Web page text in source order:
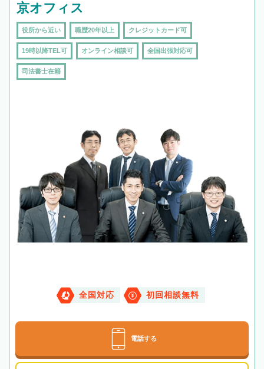
京オフィス
役所から近い 職歴20年以上 クレジットカード可
19時以降TEL可 オンライン相談可 全国出張対応可
司法書士在籍
全国対応 初回相談無料
電話する